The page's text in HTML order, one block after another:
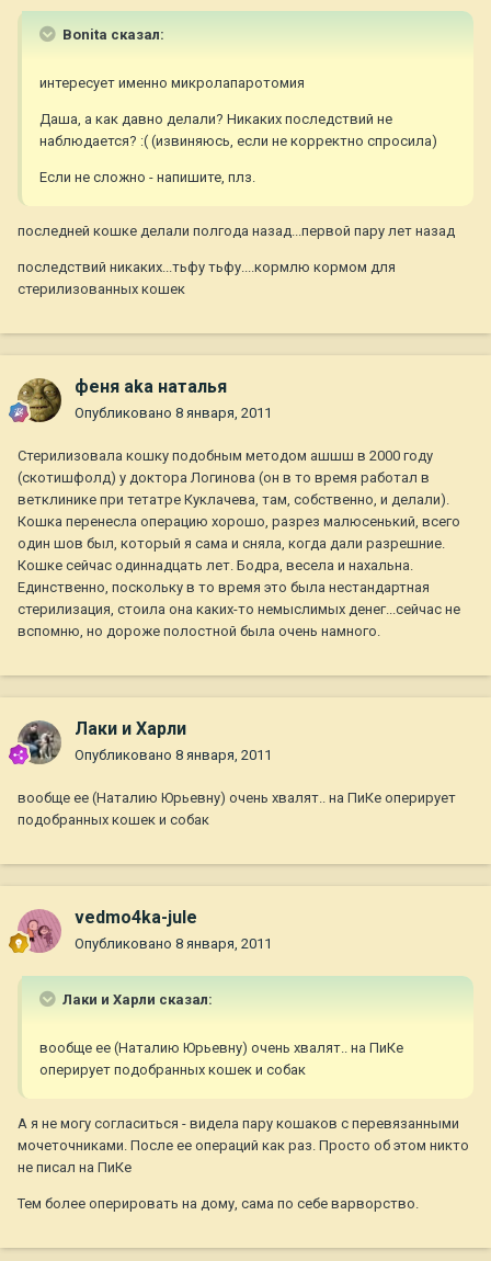
Bonita сказал:
интересует именно микролапаротомия
Даша, а как давно делали? Никаких последствий не
наблюдается? :( (извиняюсь, если не корректно спросила)
Если не сложно - напишите, плз.
последней кошке делали полгода назад...первой пару лет назад
последствий никаких...тьфу тьфу....кормлю кормом для
стерилизованных кошек
феня aka наталья
Опубликовано 8 января, 2011
Стерилизовала кошку подобным методом ашшш в 2000 году
(скотишфолд) у доктора Логинова (он в то время работал в
ветклинике при тетатре Куклачева, там, собственно, и делали).
Кошка перенесла операцию хорошо, разрез малюсенький, всего
один шов был, который я сама и сняла, когда дали разрешние.
Кошке сейчас одиннадцать лет. Бодра, весела и нахальна.
Единственно, поскольку в то время это была нестандартная
стерилизация, стоила она каких-то немыслимых денег...сейчас не
вспомню, но дороже полостной была очень намного.
Лаки и Харли
Опубликовано 8 января, 2011
вообще ее (Наталию Юрьевну) очень хвалят.. на ПиКе оперирует
подобранных кошек и собак
vedmo4ka-jule
Опубликовано 8 января, 2011
Лаки и Харли сказал:
вообще ее (Наталию Юрьевну) очень хвалят.. на ПиКе
оперирует подобранных кошек и собак
А я не могу согласиться - видела пару кошаков с перевязанными
мочеточниками. После ее операций как раз. Просто об этом никто
не писал на ПиКе
Тем более оперировать на дому, сама по себе варворство.